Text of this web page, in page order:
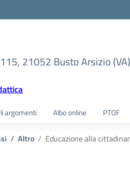
21052 Busto Arsizio (VA)
argomenti Albo online PTOF
Altro Educazione alla